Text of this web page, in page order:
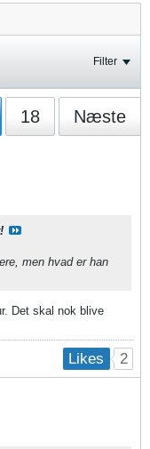
Filter
18 Næste
men hvad er han
Det skal nok blive
Likes 2